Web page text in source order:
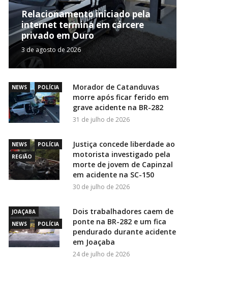
Relacionamento iniciado pela
internet termina em cárcere
privado em Ouro
3 de agosto de 2026
NEWS POLÍCIA
Morador de Catanduvas
morre após ficar ferido em
grave acidente na BR-282
31 de julho de 2026
NEWS
POLÍCIA
REGIÃO
Justiça concede liberdade ao
motorista investigado pela
morte de jovem de Capinzal
em acidente na SC-150
30 de julho de 2026
JOAÇABA
NEWS
POLÍCIA
Dois trabalhadores caem de
ponte na BR-282 e um fica
pendurado durante acidente
em Joaçaba
24 de julho de 2026